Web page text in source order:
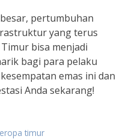
pertumbuhan
yang terus
bisa menjadi
bagi para pelaku
emas ini dan
Anda sekarang!
timur